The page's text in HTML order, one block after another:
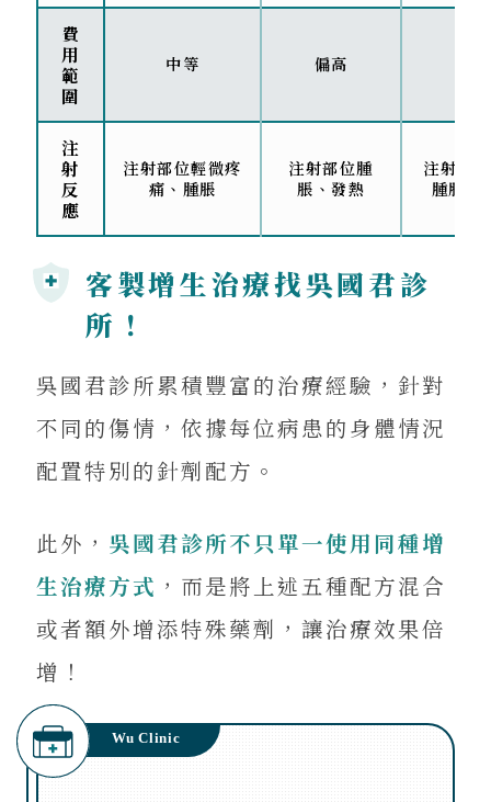
費
用
範
圍
中等 偏高
注
射
反
應
注射部位輕微疼
痛、腫脹
注射部位腫
脹、發熱
注射部
腫脹、
客製增生治療找吳國君診
所！
吳國君診所累積豐富的治療經驗，針對
不同的傷情，依據每位病患的身體情況
配置特別的針劑配方。
此外， 吳國君診所不只單一使用同種增
生治療方式 ，而是將上述五種配方混合
或者額外增添特殊藥劑，讓治療效果倍
增！
Wu Clinic